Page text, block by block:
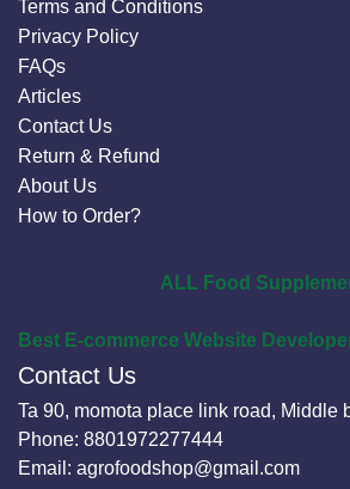
Terms and Conditions
Privacy Policy
FAQs
Articles
Contact Us
Return & Refund
About Us
How to Order?
ALL Food
Best E-commerce Website
Contact Us
Ta 90, momota place link road, Middle
Phone: 8801972277444
Email: agrofoodshop@gmail.com